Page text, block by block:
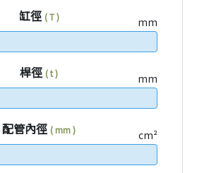
缸徑 ( T ) mm
桿徑 ( t ) mm
配管內徑 ( mm ) cm²